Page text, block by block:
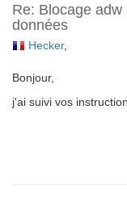
Re: Blocage
données
Hecker,
Bonjour,
j'ai suivi vos